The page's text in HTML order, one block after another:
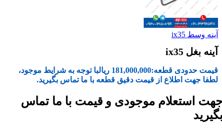
آینه وسط ix35
آینه بغل ix35
قیمت حدودی قطعه:181,000,000 ریالبا توجه به شرایط موجود،
لطفا جهت اطلاع از قیمت دقیق قطعه با ما تماس بگیرید.
استعلام موجودی و قیمت با ما تماس